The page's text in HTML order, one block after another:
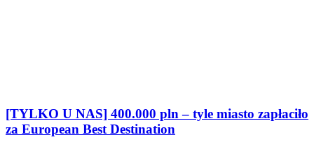
[TYLKO U NAS] 400.000 pln – tyle miasto zapłaciło
za European Best Destination